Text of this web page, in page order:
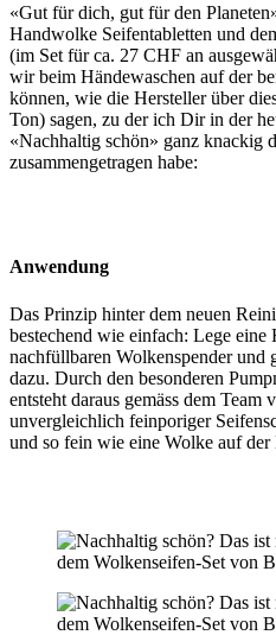
«Gut für dich, gut für den
Handwolke Seifentabletten und
(im Set für ca. 27 CHF an
wir beim Händewaschen auf der
können, wie die Hersteller über
Ton) sagen, zu der ich Dir in der
«Nachhaltig schön» ganz knackig
zusammengetragen habe:
Anwendung
Das Prinzip hinter dem neuen
bestechend wie einfach: Lege
nachfüllbaren Wolkenspender und
dazu. Durch den besonderen
entsteht daraus gemäss dem
unvergleichlich feinporiger
und so fein wie eine Wolke auf der